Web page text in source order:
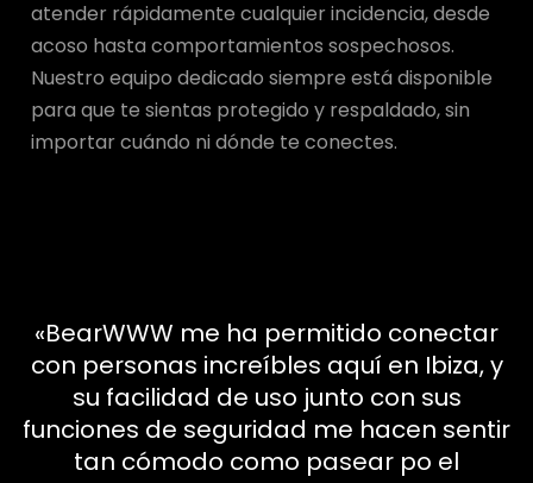
atender rápidamente cualquier incidencia, desde
acoso hasta comportamientos sospechosos.
Nuestro equipo dedicado siempre está disponible
para que te sientas protegido y respaldado, sin
importar cuándo ni dónde te conectes.
«BearWWW me ha permitido conectar
con personas increíbles aquí en Ibiza, y
su facilidad de uso junto con sus
funciones de seguridad me hacen sentir
tan cómodo como pasear po el